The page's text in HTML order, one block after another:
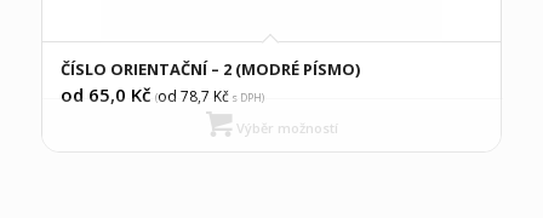
ČÍSLO ORIENTAČNÍ – 2 (MODRÉ PÍSMO)
od 65,0 Kč (od 78,7 Kčs DPH)
Výběr možností